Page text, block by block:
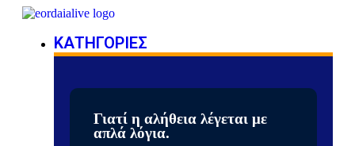
ΚΑΤΗΓΟΡΙΕΣ
Γιατί η αλήθεια λέγεται με
απλά λόγια.